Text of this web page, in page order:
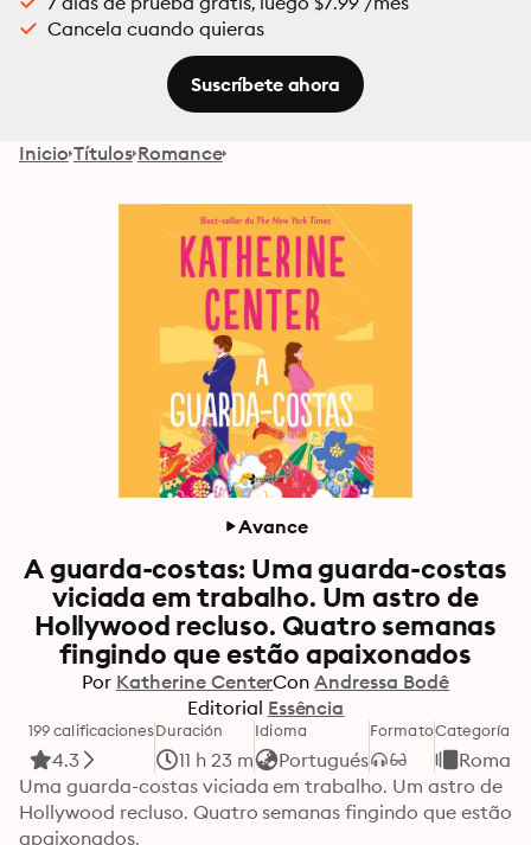
Cancela cuando quieras
Suscríbete ahora
Inicio Títulos Romance
Avance
A guarda-costas: Uma guarda-costas
viciada em trabalho. Um astro de
Hollywood recluso. Quatro semanas
fingindo que estão apaixonados
Por Katherine CenterCon Andressa Bodê
Editorial Essência
199 calificaciones
4.3
Duración
11 h 23 m
Idioma
Portugués
FormatoCategoría
Uma guarda-costas viciada em trabalho. Um astro de
Hollywood recluso. Quatro semanas fingindo que estão
apaixonados.